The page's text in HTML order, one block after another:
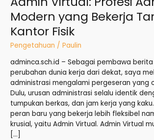
Modern yang Bekerja
Kantor Fisik
Pengetahuan /Paulin
adminca.sch.id – Sebagai pembawa
perubahan dunia kerja dari dekat, saya
administrasi mengalami pergeseran yang
Dulu, urusan administrasi selalu identik
tumpukan berkas, dan jam kerja yang
peran baru yang bekerja lebih fleksibel
krusial, yaitu Admin Virtual. Admin Virtual
[…]